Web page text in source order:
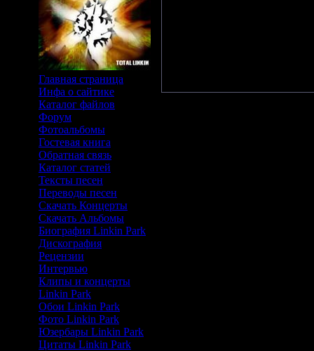
Главная страница
Инфа о сайтике
Каталог файлов
Форум
Фотоальбомы
Гостевая книга
Обратная связь
Каталог статей
Тексты песен
Переводы песен
Скачать Концерты
Скачать Альбомы
Биография Linkin Park
Дискография
Рецензии
Интервью
Клипы и концерты
Linkin Park
Обои Linkin Park
Фото Linkin Park
Юзербары Linkin Park
Цитаты Linkin Park